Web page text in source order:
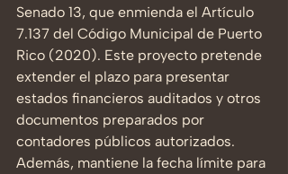
Senado 13, que enmienda el Artículo
7.137 del Código Municipal de Puerto
Rico (2020). Este proyecto pretende
extender el plazo para presentar
estados financieros auditados y otros
documentos preparados por
contadores públicos autorizados.
Además, mantiene la fecha límite para